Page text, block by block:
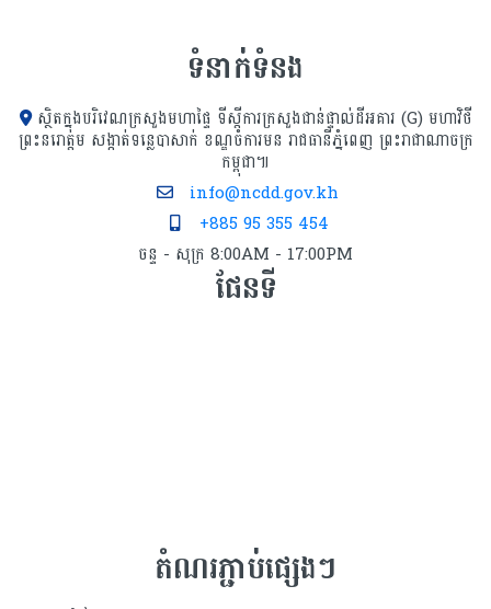
ទំនាក់ទំនង
ស្ថិតក្នុងបរិវេណក្រសួងមហាផ្ទៃ ទីស្ដីការក្រសួង​ជាន់ផ្ទាល់ដីអគារ (G) មហាវិថី
ព្រះនរោត្តម សង្កាត់ទន្លេបាសាក់ ខណ្ឌចំការមន រាជធានីភ្នំពេញ ព្រះរាជាណាចក្រ
កម្ពុជា៕
info@ncdd.gov.kh
+885 95 355 454
ចន្ទ - សុក្រ 8:00AM - 17:00PM
ផែនទី
តំណរភ្ជាប់ផ្សេងៗ